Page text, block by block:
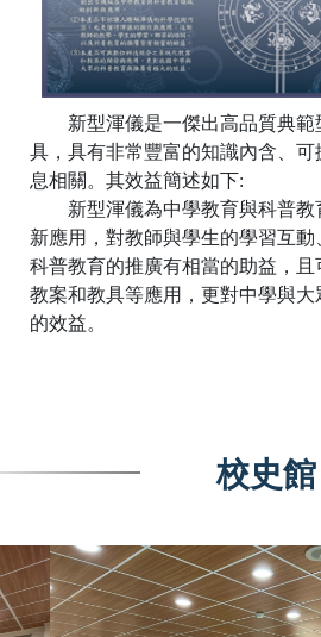
新型渾儀是一傑出高品質典
具，具有非常豐富的知識內含、可
息相關。其效益簡述如下:
新型渾儀為中學教育與科普教
新應用，對教師與學生的學習互動
科普教育的推廣有相當的助益，
教案和教具等應用，更對中學與
的效益。
校史館